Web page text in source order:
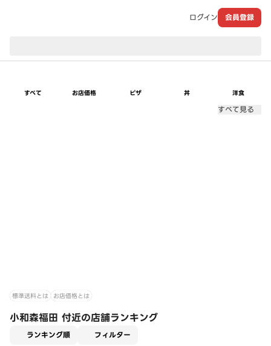
ログイン 会員登録
すべて お店価格 ピザ 丼 洋食
すべて見る
標準送料とは お店価格とは
小和森福田 付近の店舗ランキング
ランキング順 フィルター